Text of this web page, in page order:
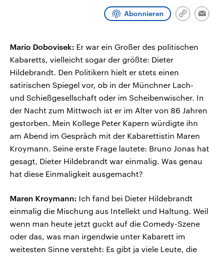
Abonnieren
Link
Mario Dobovisek: Er war ein Großer des politischen
Kabaretts, vielleicht sogar der größte: Dieter
Hildebrandt. Den Politikern hielt er stets einen
satirischen Spiegel vor, ob in der Münchner Lach-
und Schießgesellschaft oder im Scheibenwischer. In
der Nacht zum Mittwoch ist er im Alter von 86 Jahren
gestorben. Mein Kollege Peter Kapern würdigte ihn
am Abend im Gespräch mit der Kabarettistin Maren
Kroymann. Seine erste Frage lautete: Bruno Jonas hat
gesagt, Dieter Hildebrandt war einmalig. Was genau
hat diese Einmaligkeit ausgemacht?
Maren Kroymann: Ich fand bei Dieter Hildebrandt
einmalig die Mischung aus Intellekt und Haltung. Weil
wenn man heute jetzt guckt auf die Comedy-Szene
oder das, was man irgendwie unter Kabarett im
weitesten Sinne versteht: Es gibt ja viele Leute, die